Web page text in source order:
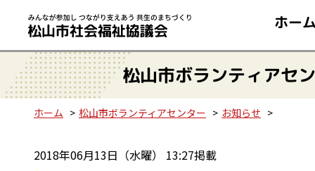
ホーム
松山市ボランティアセ
ホーム 松山市ボランティアセンター お知らせ
2018年06月13日（水曜） 13:27掲載